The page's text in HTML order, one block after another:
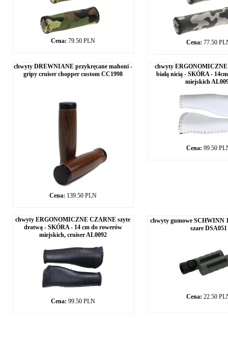
Cena: 79.50 PLN Cena: 77.50
chwyty DREWNIANE przykręcane mahoni -
gripy cruiser chopper custom CC1998
Cena: 139.50 PLN
chwyty
białą nicią - SKÓRA -
miejskich
Cena: 99.50
chwyty ERGONOMICZNE CZARNE szyte
dratwą - SKÓRA - 14 cm do rowerów
miejskich, cruiser AL0092
Cena: 99.50 PLN
chwyty gumowe SCHWINN
szare DSA051
Cena: 22.50